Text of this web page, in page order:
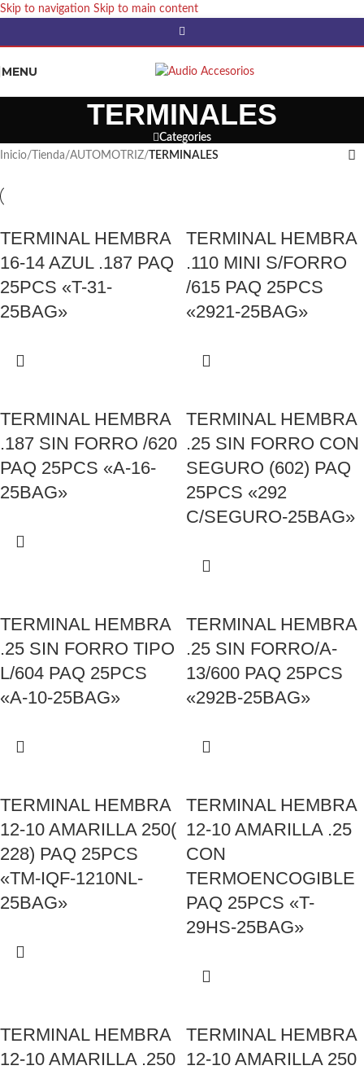
Skip to navigation Skip to main content
MENU
TERMINALES
Categories
Inicio/ Tienda/AUTOMOTRIZ/ TERMINALES
TERMINAL HEMBRA
16-14 AZUL .187 PAQ
25PCS «T-31-
25BAG»
TERMINAL HEMBRA
.110 MINI S/FORRO
/615 PAQ 25PCS
«2921-25BAG»
TERMINAL HEMBRA
.187 SIN FORRO /620
PAQ 25PCS «A-16-
25BAG»
TERMINAL HEMBRA
.25 SIN FORRO CON
SEGURO (602) PAQ
25PCS «292
C/SEGURO-25BAG»
TERMINAL HEMBRA
.25 SIN FORRO TIPO
L/604 PAQ 25PCS
«A-10-25BAG»
TERMINAL HEMBRA
.25 SIN FORRO/A-
13/600 PAQ 25PCS
«292B-25BAG»
TERMINAL HEMBRA
12-10 AMARILLA 250(
228) PAQ 25PCS
«TM-IQF-1210NL-
25BAG»
TERMINAL HEMBRA
12-10 AMARILLA .25
CON
TERMOENCOGIBLE
PAQ 25PCS «T-
29HS-25BAG»
TERMINAL HEMBRA
12-10 AMARILLA .250
TERMINAL HEMBRA
12-10 AMARILLA 250